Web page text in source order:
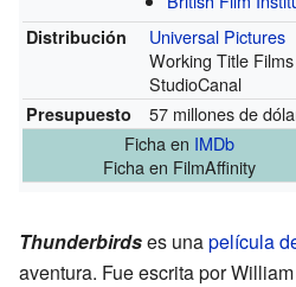
Distribución
Universal Pictures
Working Title Films
StudioCanal
Presupuesto
57 millones de
Ficha en IMDb
Ficha en FilmAffinity
Thunderbirdses unapelícula
aventura. Fue escrita por